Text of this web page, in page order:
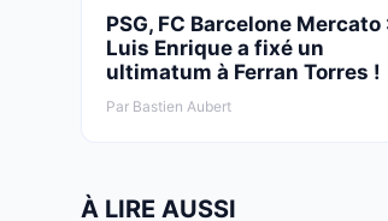
PSG, FC Barcelone Mercato
Luis Enrique a fixé un
ultimatum à Ferran Torres !
Par Bastien Aubert
À LIRE AUSSI